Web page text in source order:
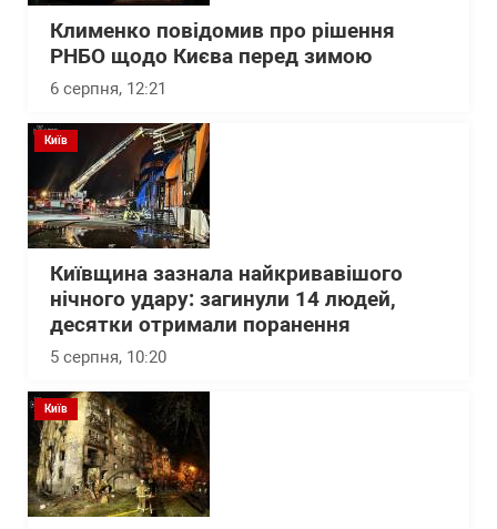
Клименко повідомив про рішення
РНБО щодо Києва перед зимою
6 серпня, 12:21
Київ
Київщина зазнала найкривавішого
нічного удару: загинули 14 людей,
десятки отримали поранення
5 серпня, 10:20
Київ